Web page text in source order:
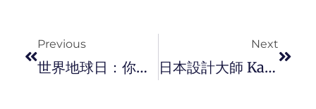
Previous
世界地球日：你觉醒了吗？ 地球未被破坏的地方仅馀 3%，看到这个数字会令你担忧吗？
Next
日本設計大師 Kashiwa Sato 和 G-Shock 全新联乘 DWE-5600KS 腕表发布。